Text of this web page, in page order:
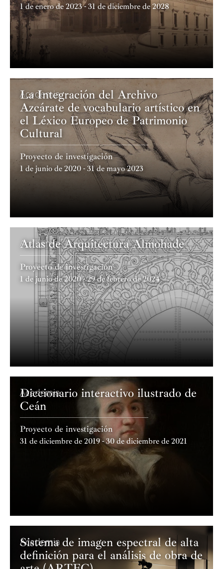
1 de enero de 2023 - 31 de diciembre de 2028
Academia
La Integración del Archivo
Azcárate de vocabulario artístico en
el Léxico Europeo de Patrimonio
Cultural
Proyecto de investigación
1 de junio de 2020 - 31 de mayo 2023
Academia
Atlas de Arquitectura Almohade
Proyecto de investigación
1 de junio de 2020 - 29 de febrero de 2024
Academia
Diccionario interactivo ilustrado de
Ceán
Proyecto de investigación
31 de diciembre de 2019 - 30 de diciembre de 2021
Academia
Sistema de imagen espectral de alta
definición para el análisis de obra de